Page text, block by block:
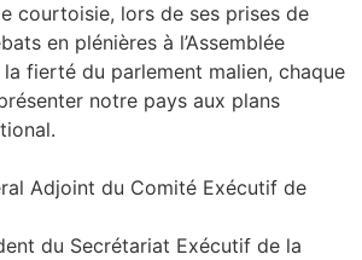
courtoisie, lors de ses prises de
en plénières à l’Assemblée
fierté du parlement malien, chaque
notre pays aux plans
Adjoint du Comité Exécutif de
du Secrétariat Exécutif de la